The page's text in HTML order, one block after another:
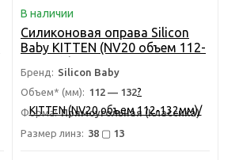
В наличии
Силиконовая оправа Silicon
Baby KITTEN (NV20 объем 112-
антивандальная оправа для
очков - Силикон бэйби
Бренд: Silicon Baby
Объем* (мм): 112 — 132?
Форма: Прямоугольная (Классика)
Размер линз: 38 ▢ 13